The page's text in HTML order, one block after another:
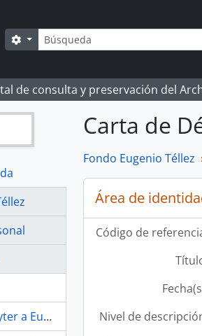
Búsqueda
Search options
de consulta y preservación del
Téllez
Carta de
Fondo Eugenio Téllez
Área de
Código de
Nivel de